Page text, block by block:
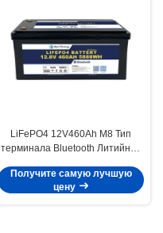
LiFePO4 12V460Ah M8 Тип
терминала Bluetooth Литийная
балансирующего напряжения
100A Постоянный зарядный
Получите самую лучшую
цену